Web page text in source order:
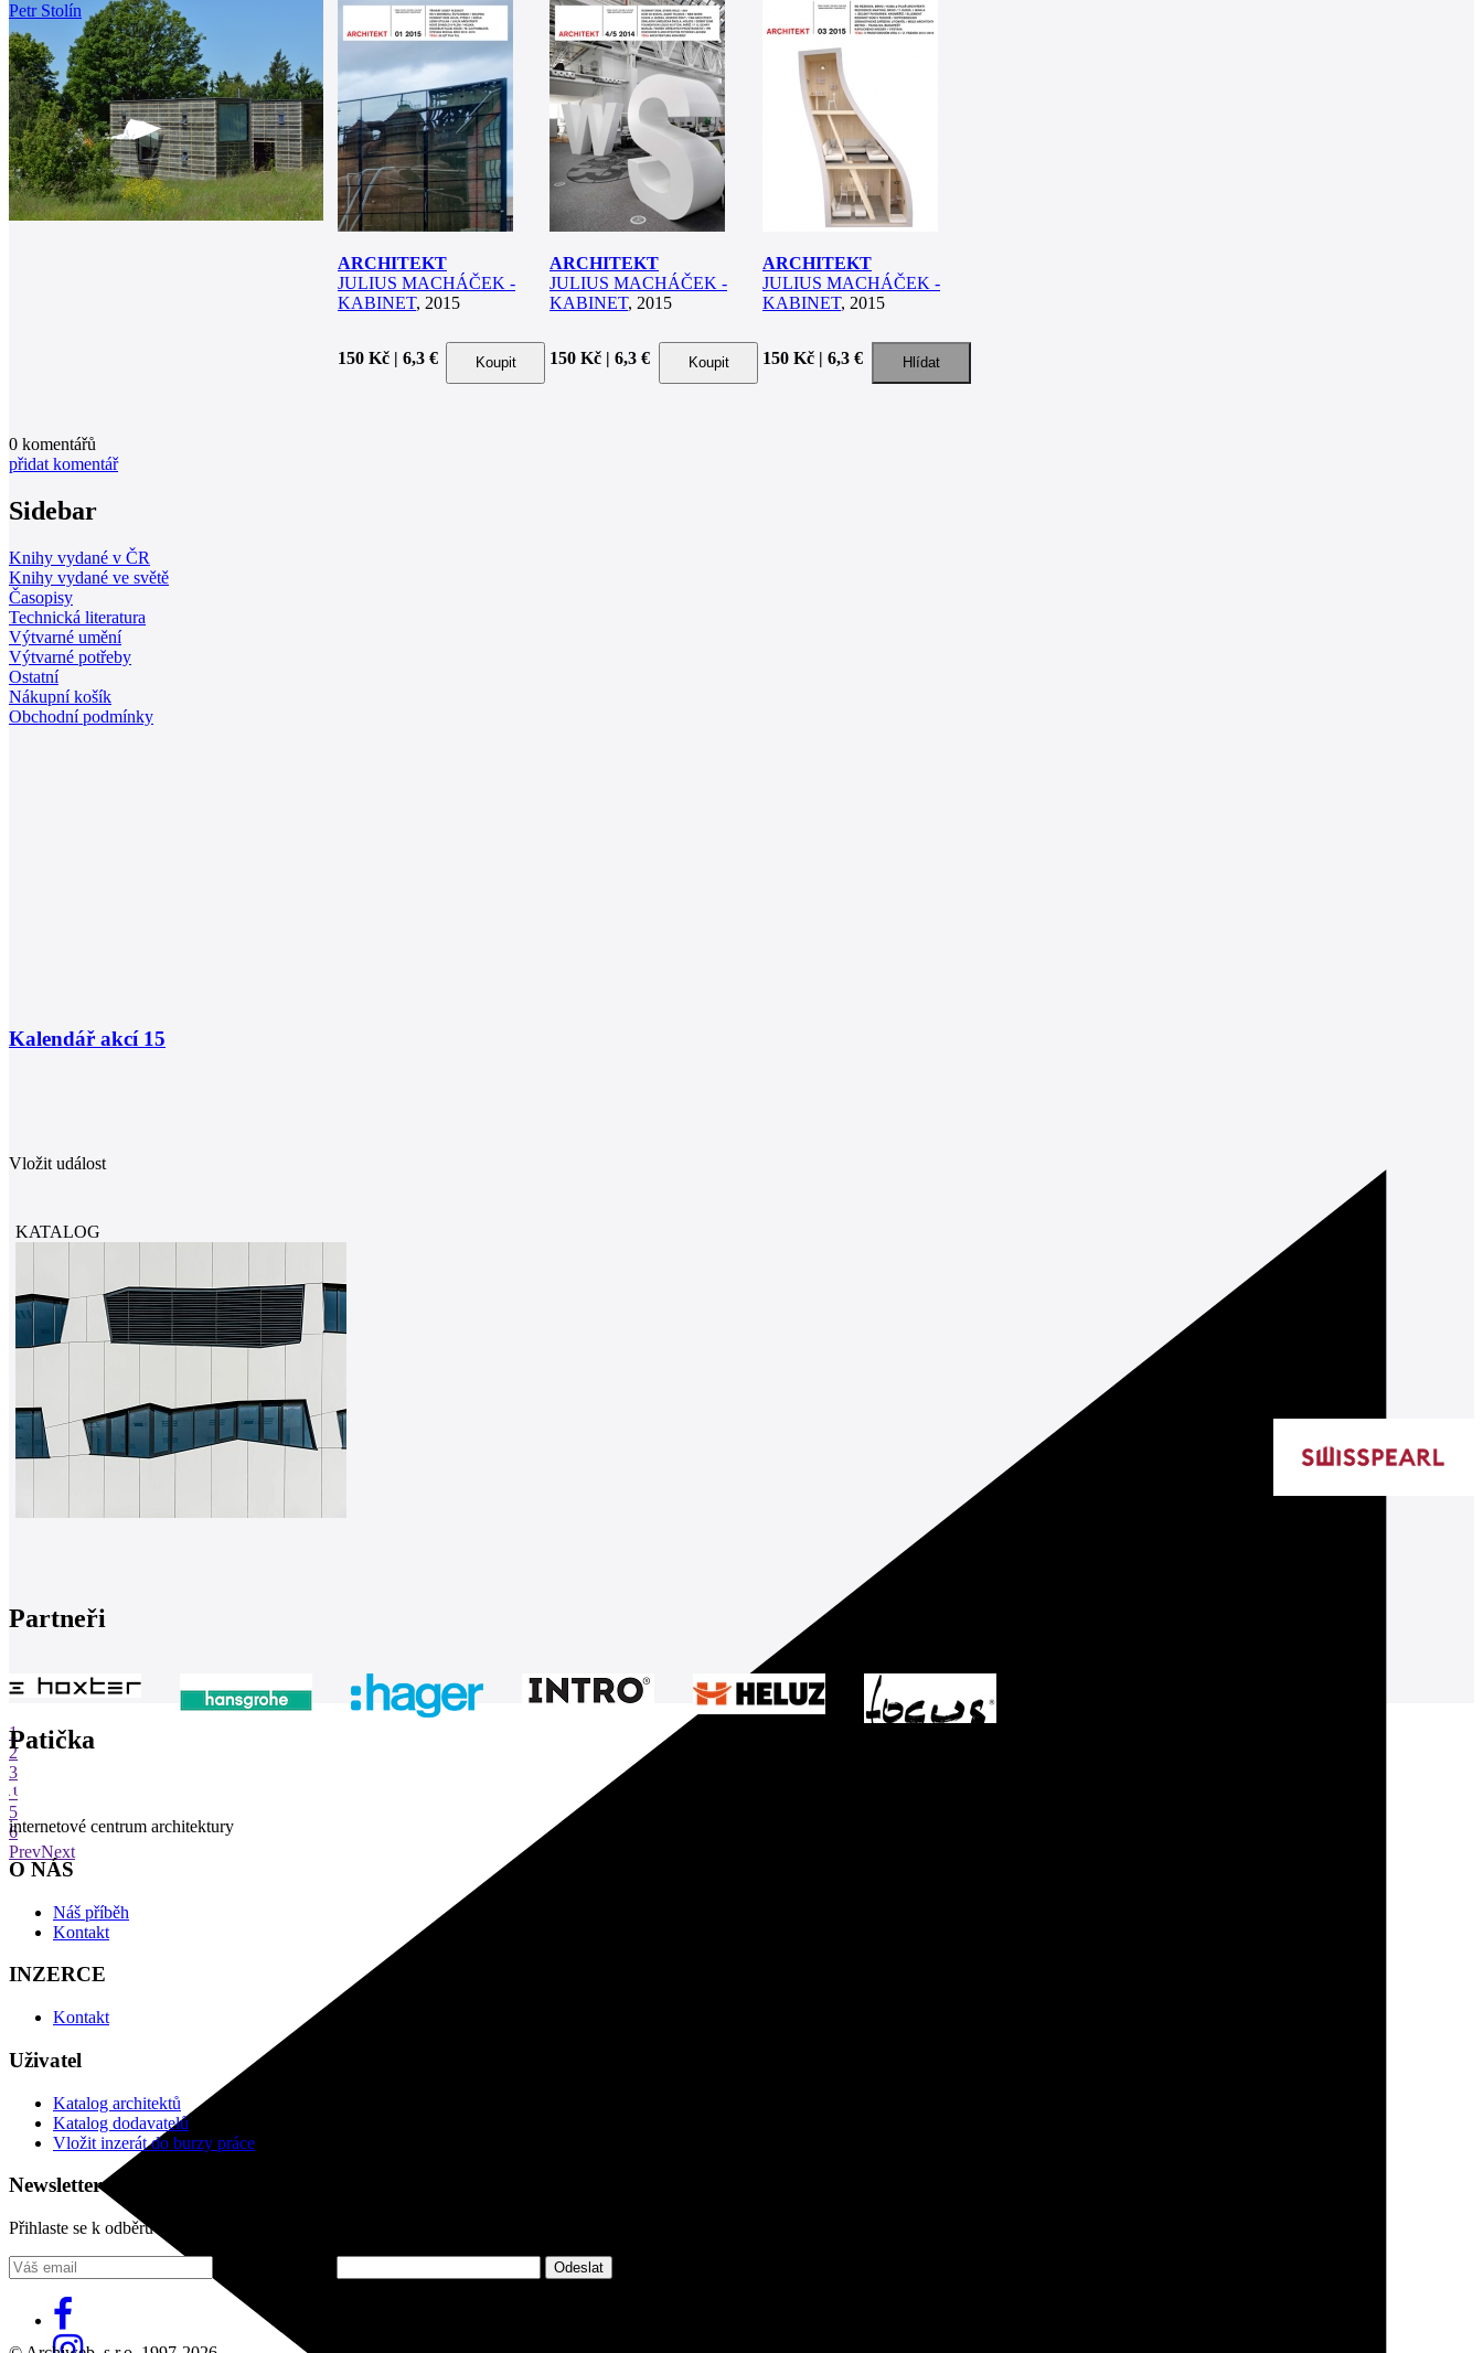
Petr Stolín
ARCHITEKT
JULIUS MACHÁČEK -
KABINET, 2015
150 Kč | 6,3 €
ARCHITEKT
JULIUS MACHÁČEK -
KABINET, 2015
150 Kč | 6,3 €
ARCHITEKT
JULIUS MACHÁČEK -
KABINET, 2015
150 Kč | 6,3 €
0 komentářů
přidat komentář
Sidebar
Knihy vydané v ČR
Knihy vydané ve světě
Časopisy
Technická literatura
Výtvarné umění
Výtvarné potřeby
Ostatní
Nákupní košík
Obchodní podmínky
Kalendář akcí 15
Vložit událost
KATALOG
Partneři
1
2
3
4
5
6
PrevNext
Patička
internetové centrum architektury
O NÁS
Náš příběh
Kontakt
INZERCE
Kontakt
Uživatel
Katalog architektů
Katalog dodavatelů
Vložit inzerát do burzy práce
Newsletter
Přihlaste se k odběru našeho pravidelného týdenního newsletteru: